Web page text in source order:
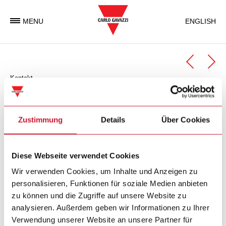
Zustimmung Details Über Cookies
Diese Webseite verwendet Cookies
Wir verwenden Cookies, um Inhalte und Anzeigen zu
personalisieren, Funktionen für soziale Medien anbieten
zu können und die Zugriffe auf unsere Website zu
analysieren. Außerdem geben wir Informationen zu Ihrer
Verwendung unserer Website an unsere Partner für
MENU ENGLISH
Kontakt
Automation Components
Geschäftseinheit Automation Components
Geschäftseinheit der Carlo Gavazzi Gruppe, welche weltweit
elektronische Komponenten entwickelt, produziert und
vermarktet, die in der Industrie- und in
Gebäudeautomatisierung zum Einsatz kommen.
Carlo Gavazzi Automation SpA